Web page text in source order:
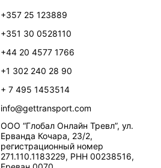
+357 25 123889
+351 30 0528110
+44 20 4577 1766
+1 302 240 28 90
+ 7 495 1453514
info@gettransport.com
ООО “Глобал Онлайн Тревл”, ул.
Ерванда Кочара, 23/2,
регистрационный номер
271.110.1183229, РНН 00238516,